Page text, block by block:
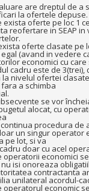
are dreptul de a
la ofertele depuse.
exista oferte pe loc 1
reofertare in SEAP in
oferte clasate pe
(avand in vedere
economici cu care
cadru este de 3(trei),
nivelul ofertei
a schimba
se vor
alocat, cu
procedura de
un singur operator
pe lot, si va
doar cu acel
operatorii economici
isi onoreaza
contractanta
unilateral acordul-
operatorul economic